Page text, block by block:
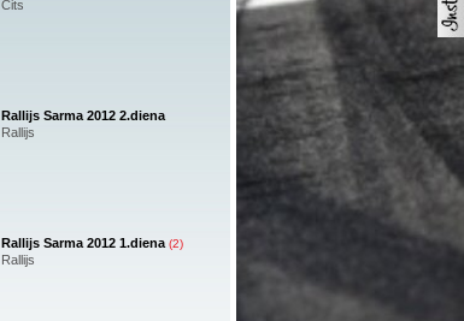
Cits
Rallijs Sarma 2012 2.diena
Rallijs
Rallijs Sarma 2012 1.diena (2)
Rallijs